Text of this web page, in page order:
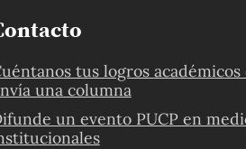
tus logros académicos
una columna
un evento PUCP en